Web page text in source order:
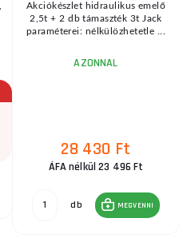
Akciókészlet hidraulikus emelő
2,5t + 2 db támaszték 3t Jack
paraméterei: nélkülözhetetle ...
AZONNAL
28 430 Ft
ÁFA nélkül 23 496 Ft
db MEGVENNI